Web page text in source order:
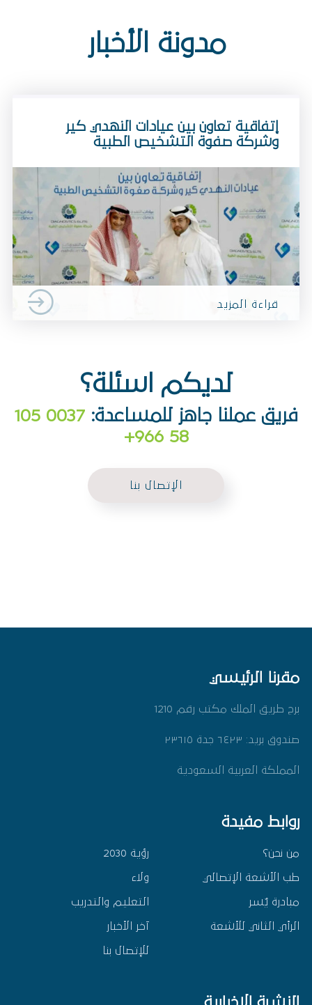
مدونة الأخبار
إتفاقية تعاون بين عيادات النهدي كير
وشركة صفوة التشخيص الطبية
قراءة المزيد
لديكم اسئلة؟
فريق عملنا جاهز للمساعدة:
0037 105
58 966+
الإتصال بنا
مقرنا الرئيسي
برج طريق الملك مكتب رقم 1210
صندوق بريد: ٦٤٢٣ جدة ٢٣٦١٥
المملكة العربية السعودية
روابط مفيدة
رؤية 2030 من نحن؟
ولاء طب الأشعة الإتصالي
التعليم والتدريب مبادرة يٌسر
آخر الأخبار الرأي الثاني للأشعة
للإتصال بنا